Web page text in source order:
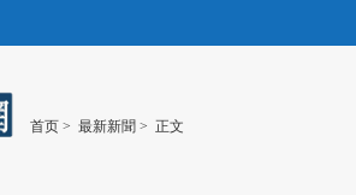
首页 > 最新新聞 > 正文